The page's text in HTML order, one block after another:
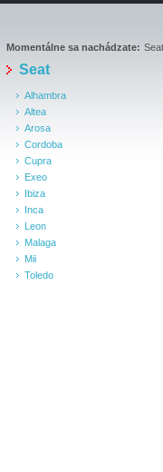
Momentálne sa nachádzate: Seat
Seat
Alhambra
Altea
Arosa
Cordoba
Cupra
Exeo
Ibiza
Inca
Leon
Malaga
Mii
Toledo